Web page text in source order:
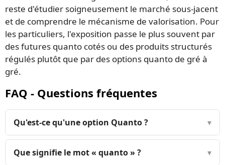
reste d'étudier soigneusement le marché sous-jacent
et de comprendre le mécanisme de valorisation. Pour
les particuliers, l'exposition passe le plus souvent par
des futures quanto cotés ou des produits structurés
régulés plutôt que par des options quanto de gré à
gré.
FAQ - Questions fréquentes
Qu'est-ce qu'une option Quanto ? ▾
Que signifie le mot « quanto » ? ▾